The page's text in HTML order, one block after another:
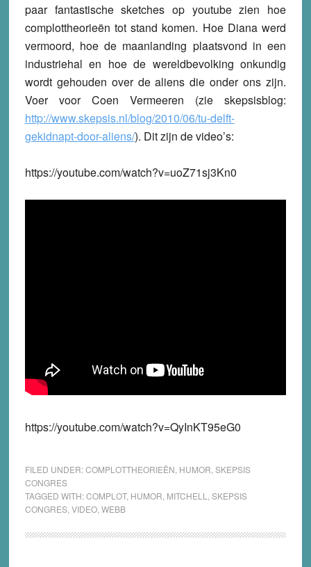
paar fantastische sketches op youtube zien hoe
complottheorieën tot stand komen. Hoe Diana werd
vermoord, hoe de maanlanding plaatsvond in een
industriehal en hoe de wereldbevolking onkundig
wordt gehouden over de aliens die onder ons zijn.
Voer voor Coen Vermeeren (zie skepsisblog:
http://www.skepsis.nl/blog/2010/06/tu-delft-
gekidnapt-door-aliens/). Dit zijn de video’s:
https://youtube.com/watch?v=uoZ71sj3Kn0
https://youtube.com/watch?v=QyInKT95eG0
FILED UNDER:COMPLOTTHEORIEËN HUMOR SKEPSIS
CONGRES
TAGGED WITH:COMPLOT, HUMOR MITCHELL
SKEPSIS
CONGRES, VIDEO, WEBB